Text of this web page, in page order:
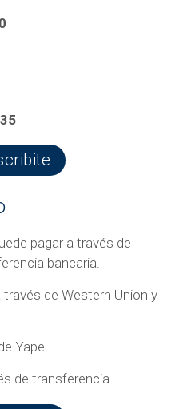
pagar a través de
bancaria.
de Western Union y
Yape.
de transferencia.